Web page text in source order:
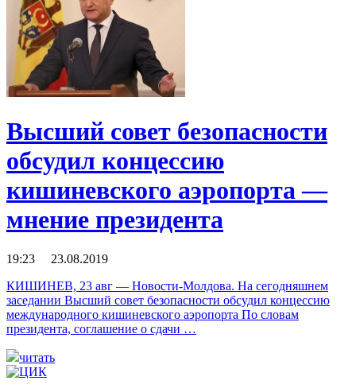
Высший совет безопасности
обсудил концессию
кишиневского аэропорта —
мнение президента
19:23 23.08.2019
КИШИНЕВ, 23 авг — Новости-Молдова. На сегодняшнем
заседании Высший совет безопасности обсудил концессию
международного кишиневского аэропорта По словам
президента, соглашение о сдачи …
читать